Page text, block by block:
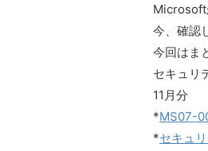
Microsoft
今、確認
今回はま
セキュリ
11月分
*MS07-
*セキュ